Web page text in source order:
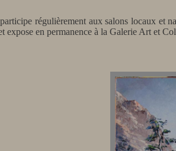
participe régulièrement aux salons locaux et
expose en permanence à la Galerie Art et